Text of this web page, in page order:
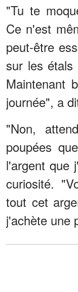
"Tu te
Ce n'est
peut-être
sur les
Maintenant
journée", a
"Non,
poupées
l'argent que
curiosité.
tout cet
j'achète une